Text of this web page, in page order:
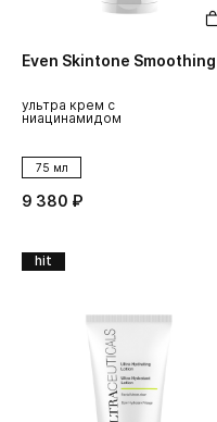
Even Skintone Smoothing
ультра крем с
ниацинамидом
75 мл
9 380 ₽
hit